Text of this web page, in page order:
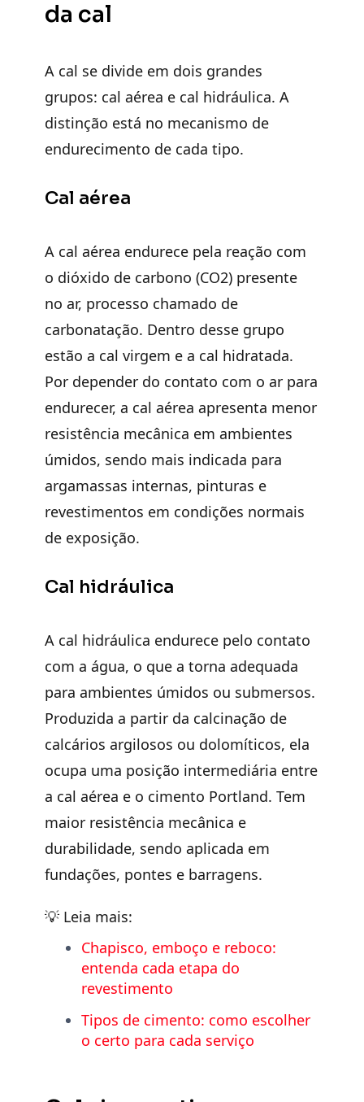
da cal
A cal se divide em dois grandes
grupos: cal aérea e cal hidráulica. A
distinção está no mecanismo de
endurecimento de cada tipo.
Cal aérea
A cal aérea endurece pela reação com
o dióxido de carbono (CO2) presente
no ar, processo chamado de
carbonatação. Dentro desse grupo
estão a cal virgem e a cal hidratada.
Por depender do contato com o ar para
endurecer, a cal aérea apresenta menor
resistência mecânica em ambientes
úmidos, sendo mais indicada para
argamassas internas, pinturas e
revestimentos em condições normais
de exposição.
Cal hidráulica
A cal hidráulica endurece pelo contato
com a água, o que a torna adequada
para ambientes úmidos ou submersos.
Produzida a partir da calcinação de
calcários argilosos ou dolomíticos, ela
ocupa uma posição intermediária entre
a cal aérea e o cimento Portland. Tem
maior resistência mecânica e
durabilidade, sendo aplicada em
fundações, pontes e barragens.
💡 Leia mais:
Chapisco, emboço e reboco:
entenda cada etapa do
revestimento
Tipos de cimento: como escolher
o certo para cada serviço